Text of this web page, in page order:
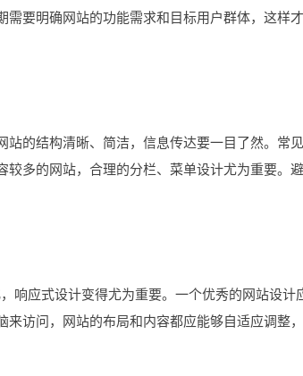
要明确网站的功能需求和目标用户群体，这样
的结构清晰、简洁，信息传达要一目了然。常
多的网站，合理的分栏、菜单设计尤为重要。
应式设计变得尤为重要。一个优秀的网站设计
访问，网站的布局和内容都应能够自适应调整